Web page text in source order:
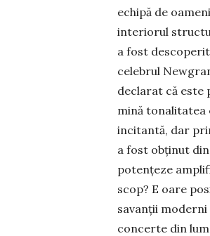
echipă de
interiorul
a fost
celebrul
declarat că este
mină tonalitatea
in­citantă, dar
a fost ob­ţinut
po­tenţeze
scop? E oare
sa­vanţii moderni
concerte din